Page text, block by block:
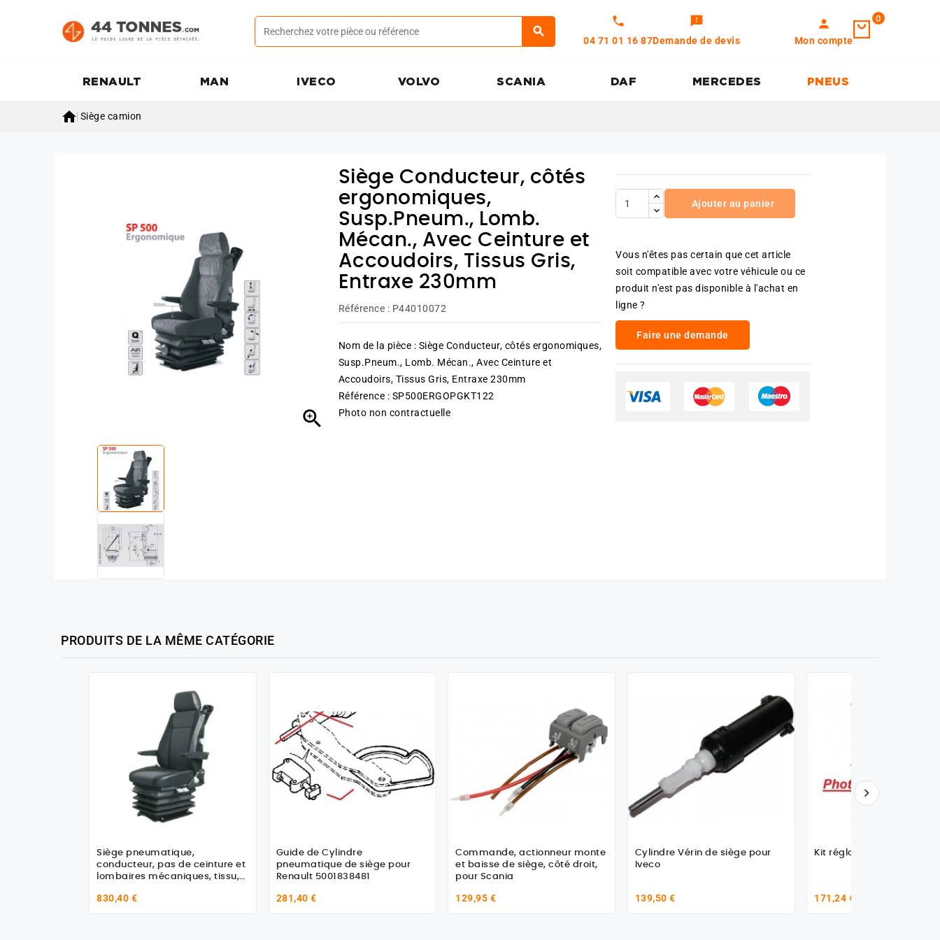
call
04 71 01 16 87
feedback
Demande de devis
person
Mon compte
0
RENAULT MAN IVECO VOLVO SCANIA DAF MERCEDES PNEUS
 Siège camion

Siège Conducteur, côtés
ergonomiques,
Susp.Pneum., Lomb.
Mécan., Avec Ceinture et
Accoudoirs, Tissus Gris,
Entraxe 230mm
Référence : P44010072
Nom de la pièce : Siège Conducteur, côtés ergonomiques,
Susp.Pneum., Lomb. Mécan., Avec Ceinture et
Accoudoirs, Tissus Gris, Entraxe 230mm
Référence : SP500ERGOPGKT122
Photo non contractuelle
Ajouter au panier
Vous n'êtes pas certain que cet article
soit compatible avec votre véhicule ou ce
produit n'est pas disponible à l'achat en
ligne ?
Faire une demande
PRODUITS DE LA MÊME CATÉGORIE
Siège pneumatique,
conducteur, pas de ceinture et
lombaires mécaniques, tissu,
et coloris gris
830,40 €
Guide de Cylindre
pneumatique de siège pour
Renault 5001838481
281,40 €
Commande, actionneur monte
et baisse de siège, côté droit,
pour Scania
129,95 €
Cylindre Vérin de siège pour
Iveco
139,50 €
Kit réglage siège, Volvo
171,24 €
